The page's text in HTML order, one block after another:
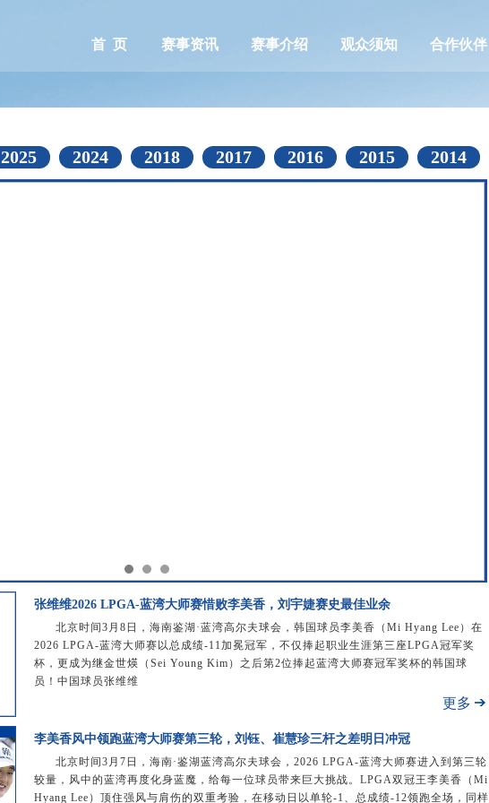
首 页 赛事资讯 赛事介绍 观众须知 合作伙伴
2014
2015
2016
2017
2018
2024
2025
张维维2026 LPGA-蓝湾大师赛惜败李美香，刘宇婕赛史最佳业余
北京时间3月8日，海南鉴湖·蓝湾高尔夫球会，韩国球员李美香（Mi Hyang Lee）在
2026 LPGA-蓝湾大师赛以总成绩-11加冕冠军，不仅捧起职业生涯第三座LPGA冠军奖
杯，更成为继金世煐（Sei Young Kim）之后第2位捧起蓝湾大师赛冠军奖杯的韩国球
员！中国球员张维维
更多
李美香风中领跑蓝湾大师赛第三轮，刘钰、崔慧珍三杆之差明日冲冠
北京时间3月7日，海南·鉴湖蓝湾高尔夫球会，2026 LPGA-蓝湾大师赛进入到第三轮
较量，风中的蓝湾再度化身蓝魔，给每一位球员带来巨大挑战。LPGA双冠王李美香（Mi
Hyang Lee）顶住强风与肩伤的双重考验，在移动日以单轮-1、总成绩-12领跑全场，同样